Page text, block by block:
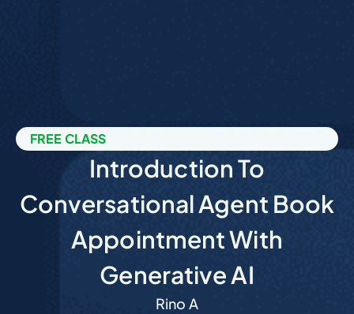
FREE CLASS
Introduction To
Conversational Agent Book
Appointment With
Generative AI
Rino A